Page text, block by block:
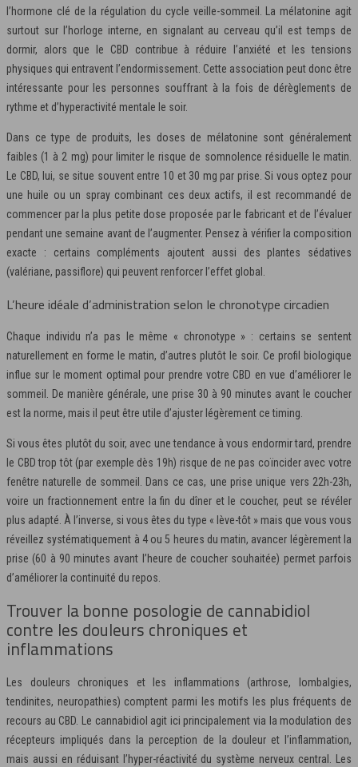
l’hormone clé de la régulation du cycle veille-sommeil. La mélatonine agit
surtout sur l’horloge interne, en signalant au cerveau qu’il est temps de
dormir, alors que le CBD contribue à réduire l’anxiété et les tensions
physiques qui entravent l’endormissement. Cette association peut donc être
intéressante pour les personnes souffrant à la fois de dérèglements de
rythme et d’hyperactivité mentale le soir.
Dans ce type de produits, les doses de mélatonine sont généralement
faibles (1 à 2 mg) pour limiter le risque de somnolence résiduelle le matin.
Le CBD, lui, se situe souvent entre 10 et 30 mg par prise. Si vous optez pour
une huile ou un spray combinant ces deux actifs, il est recommandé de
commencer par la plus petite dose proposée par le fabricant et de l’évaluer
pendant une semaine avant de l’augmenter. Pensez à vérifier la composition
exacte : certains compléments ajoutent aussi des plantes sédatives
(valériane, passiflore) qui peuvent renforcer l’effet global.
L’heure idéale d’administration selon le chronotype circadien
Chaque individu n’a pas le même « chronotype » : certains se sentent
naturellement en forme le matin, d’autres plutôt le soir. Ce profil biologique
influe sur le moment optimal pour prendre votre CBD en vue d’améliorer le
sommeil. De manière générale, une prise 30 à 90 minutes avant le coucher
est la norme, mais il peut être utile d’ajuster légèrement ce timing.
Si vous êtes plutôt du soir, avec une tendance à vous endormir tard, prendre
le CBD trop tôt (par exemple dès 19h) risque de ne pas coïncider avec votre
fenêtre naturelle de sommeil. Dans ce cas, une prise unique vers 22h-23h,
voire un fractionnement entre la fin du dîner et le coucher, peut se révéler
plus adapté. À l’inverse, si vous êtes du type « lève-tôt » mais que vous vous
réveillez systématiquement à 4 ou 5 heures du matin, avancer légèrement la
prise (60 à 90 minutes avant l’heure de coucher souhaitée) permet parfois
d’améliorer la continuité du repos.
Trouver la bonne posologie de cannabidiol
contre les douleurs chroniques et
inflammations
Les douleurs chroniques et les inflammations (arthrose, lombalgies,
tendinites, neuropathies) comptent parmi les motifs les plus fréquents de
recours au CBD. Le cannabidiol agit ici principalement via la modulation des
récepteurs impliqués dans la perception de la douleur et l’inflammation,
mais aussi en réduisant l’hyper-réactivité du système nerveux central. Les